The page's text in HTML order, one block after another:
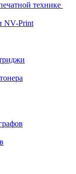
технике
NV-Print